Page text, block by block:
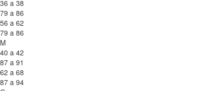
36 a 38
79 a 86
56 a 62
79 a 86
M
40 a 42
87 a 91
62 a 68
87 a 94